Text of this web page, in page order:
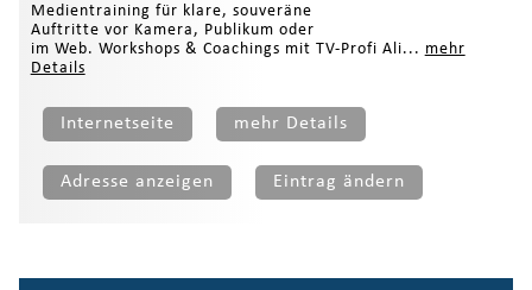
Medientraining für klare, souveräne
Auftritte vor Kamera, Publikum oder
im Web. Workshops & Coachings mit TV-Profi Ali... mehr
Details
Internetseite mehr Details
Adresse anzeigen Eintrag ändern